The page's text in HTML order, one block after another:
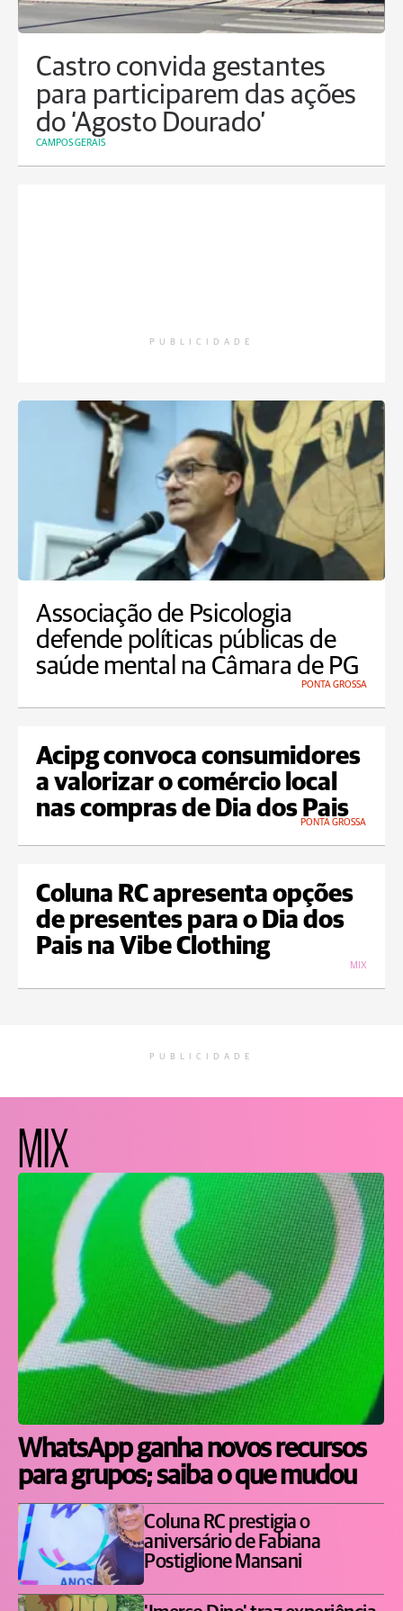
Castro convida gestantes
para participarem das ações
do ‘Agosto Dourado’
CAMPOS GERAIS
PUBLICIDADE
Associação de Psicologia
defende políticas públicas de
saúde mental na Câmara de PG
PONTA GROSSA
Acipg convoca consumidores
a valorizar o comércio local
nas compras de Dia dos Pais
PONTA GROSSA
Coluna RC apresenta opções
de presentes para o Dia dos
Pais na Vibe Clothing
MIX
PUBLICIDADE
MIX
WhatsApp ganha novos recursos
para grupos; saiba o que mudou
Coluna RC prestigia o
aniversário de Fabiana
Postiglione Mansani